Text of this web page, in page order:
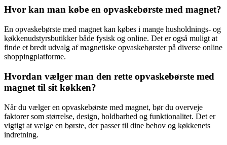
Hvor kan man købe en opvaskebørste med magnet?
En opvaskebørste med magnet kan købes i mange husholdnings- og
køkkenudstyrsbutikker både fysisk og online. Det er også muligt at
finde et bredt udvalg af magnetiske opvaskebørster på diverse online
shoppingplatforme.
Hvordan vælger man den rette opvaskebørste med
magnet til sit køkken?
Når du vælger en opvaskebørste med magnet, bør du overveje
faktorer som størrelse, design, holdbarhed og funktionalitet. Det er
vigtigt at vælge en børste, der passer til dine behov og køkkenets
indretning.